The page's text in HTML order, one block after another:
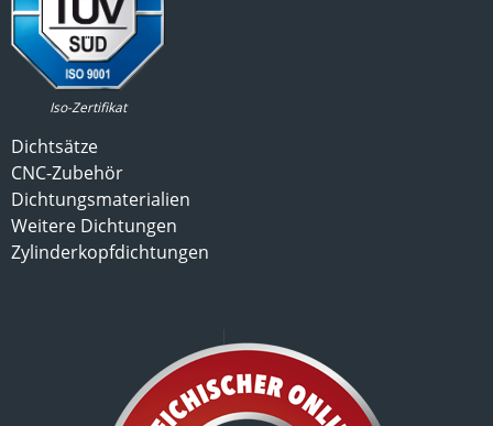
Iso-Zertifikat
Dichtsätze
CNC-Zubehör
Dichtungsmaterialien
Weitere Dichtungen
Zylinderkopfdichtungen